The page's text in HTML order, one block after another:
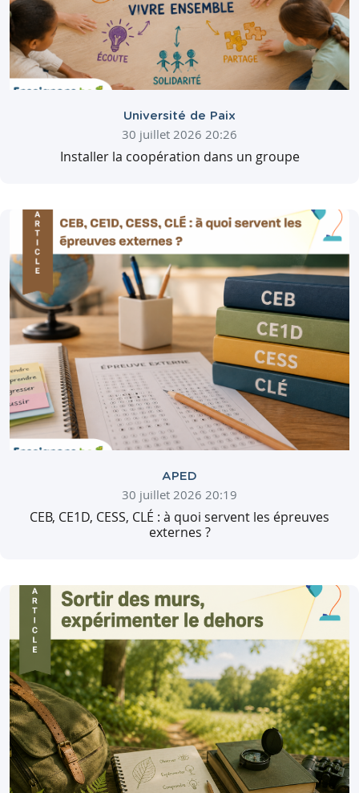
Université de Paix
30 juillet 2026 20:26
Installer la coopération dans un groupe
APED
30 juillet 2026 20:19
CEB, CE1D, CESS, CLÉ : à quoi servent les épreuves
externes ?